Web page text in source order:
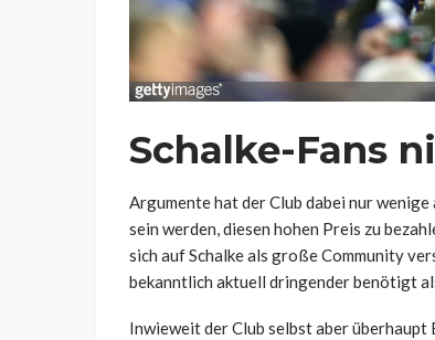
Schalke-Fans
Argumente hat der Club dabei nur
sein werden, diesen hohen Preis zu
sich auf Schalke als große Community
bekanntlich aktuell dringender benötigt
Inwieweit der Club selbst aber